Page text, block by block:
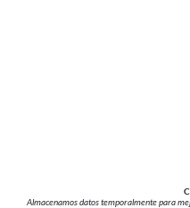
Almacenamos datos temporalmente para